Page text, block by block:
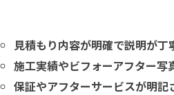
見積もり内容が明確で説明が丁
施工実績やビフォーアフター写
保証やアフターサービスが明記